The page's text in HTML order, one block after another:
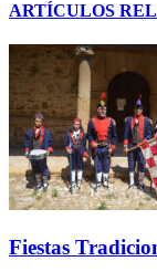
ARTÍCULOS
Fiestas